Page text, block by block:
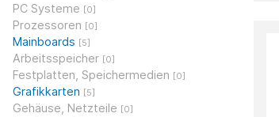
PC Systeme [0]
Prozessoren [0]
Mainboards [5]
Arbeitsspeicher [0]
Festplatten, Speichermedien [0]
Grafikkarten [5]
Gehäuse, Netzteile [0]